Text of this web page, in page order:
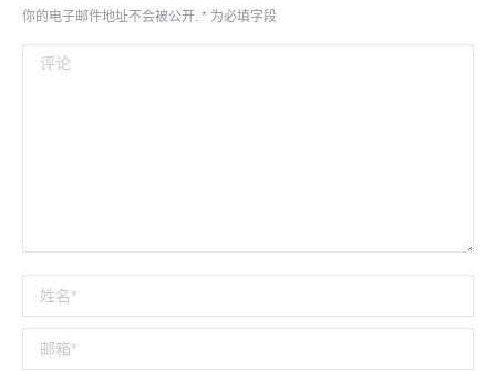
你的电子邮件地址不会被公开. * 为必填字段
评论
姓名 *
邮箱 *